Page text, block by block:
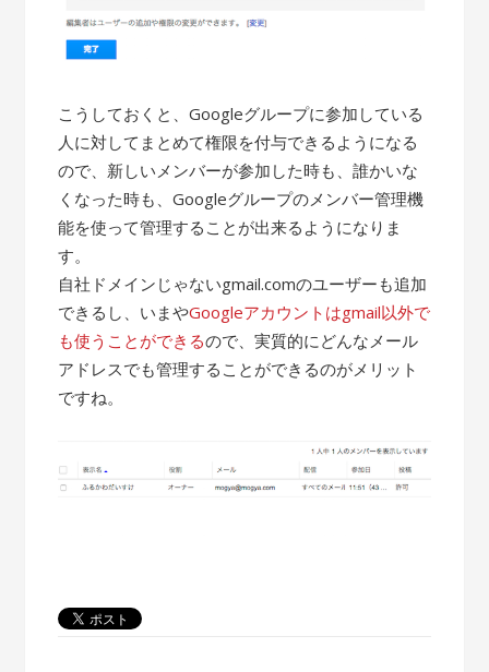
こうしておくと、Googleグループに参加している
人に対してまとめて権限を付与できるようになる
ので、新しいメンバーが参加した時も、誰かいな
くなった時も、Googleグループのメンバー管理機
能を使って管理することが出来るようになりま
す。
自社ドメインじゃないgmail.comのユーザーも追加
できるし、いまやGoogleアカウントはgmail以外で
も使うことができるので、実質的にどんなメール
アドレスでも管理することができるのがメリット
ですね。